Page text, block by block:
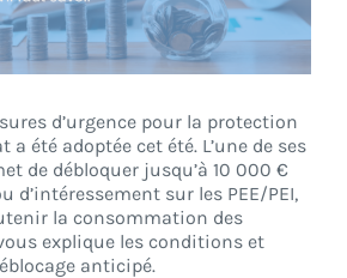
CONNEXION
d’urgence pour la protection
a été adoptée cet été. L’une de ses
de débloquer jusqu’à 10 000 €
d’intéressement sur les PEE/PEI,
la consommation des
explique les conditions et
anticipé.